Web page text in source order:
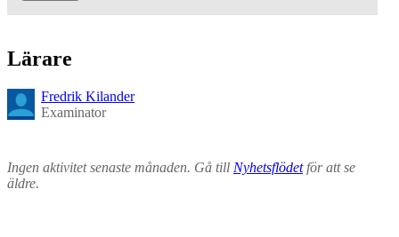
Lärare
Fredrik Kilander
Examinator
Ingen aktivitet senaste månaden. Gå till Nyhetsflödetför att se
äldre.